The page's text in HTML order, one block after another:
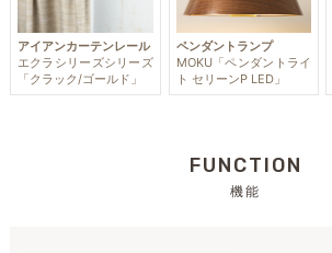
アイアンカーテンレール
エクラシリーズシリーズ
「クラック/ゴールド」
ペンダントランプ
MOKU「ペンダントライ
ト セリーンP LED」
FUNCTION
機能